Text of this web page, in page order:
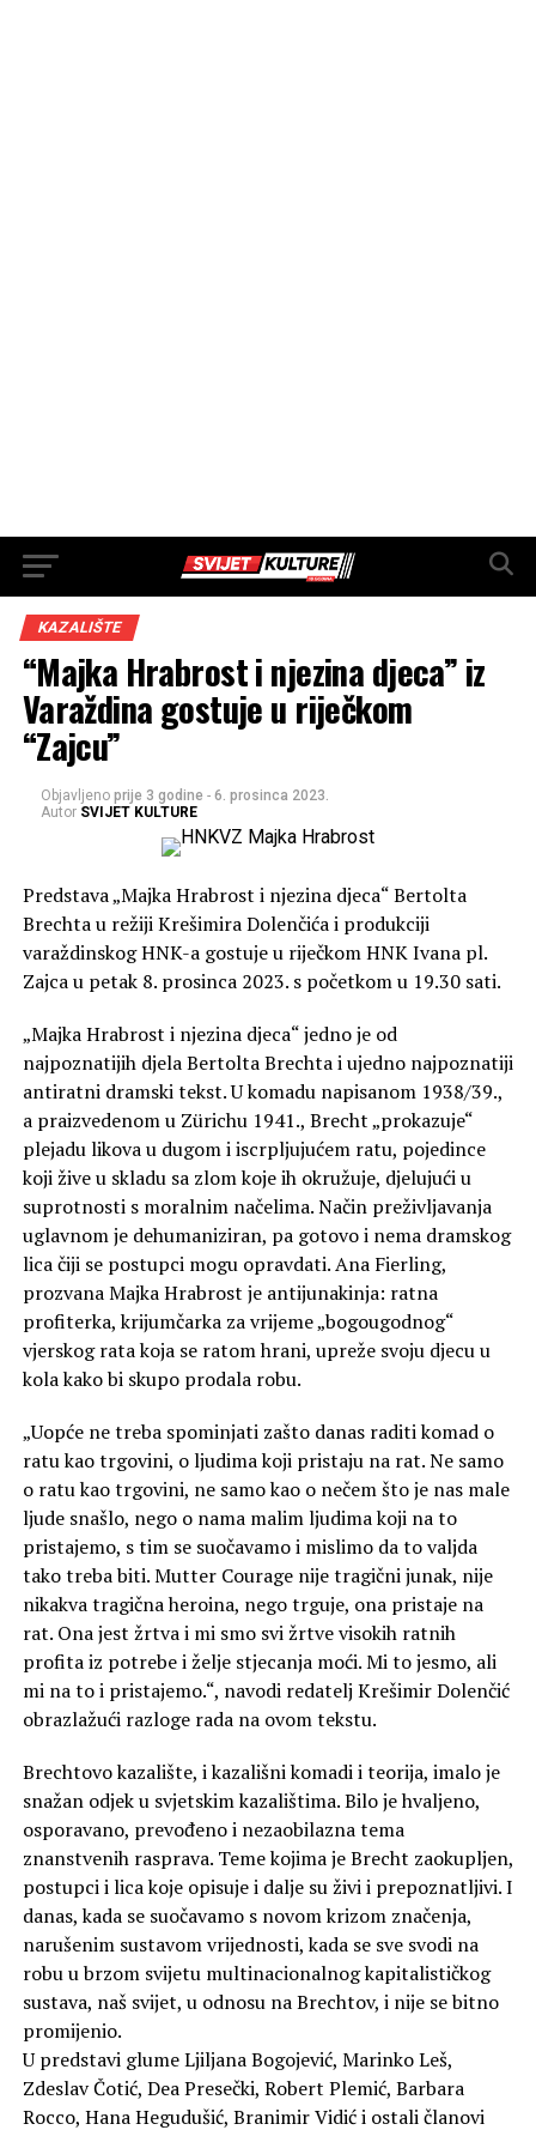
KAZALIŠTE
“Majka Hrabrost i njezina djeca” iz
Varaždina gostuje u riječkom
“Zajcu”
Objavljeno prije 3 godine - 6. prosinca 2023.
Autor SVIJET KULTURE
Predstava „Majka Hrabrost i njezina djeca“ Bertolta
Brechta u režiji Krešimira Dolenčića i produkciji
varaždinskog HNK-a gostuje u riječkom HNK Ivana pl.
Zajca u petak 8. prosinca 2023. s početkom u 19.30 sati.
„Majka Hrabrost i njezina djeca“ jedno je od
najpoznatijih djela Bertolta Brechta i ujedno najpoznatiji
antiratni dramski tekst. U komadu napisanom 1938/39.,
a praizvedenom u Zürichu 1941., Brecht „prokazuje“
plejadu likova u dugom i iscrpljujućem ratu, pojedince
koji žive u skladu sa zlom koje ih okružuje, djelujući u
suprotnosti s moralnim načelima. Način preživljavanja
uglavnom je dehumaniziran, pa gotovo i nema dramskog
lica čiji se postupci mogu opravdati. Ana Fierling,
prozvana Majka Hrabrost je antijunakinja: ratna
profiterka, krijumčarka za vrijeme „bogougodnog“
vjerskog rata koja se ratom hrani, upreže svoju djecu u
kola kako bi skupo prodala robu.
„Uopće ne treba spominjati zašto danas raditi komad o
ratu kao trgovini, o ljudima koji pristaju na rat. Ne samo
o ratu kao trgovini, ne samo kao o nečem što je nas male
ljude snašlo, nego o nama malim ljudima koji na to
pristajemo, s tim se suočavamo i mislimo da to valjda
tako treba biti. Mutter Courage nije tragični junak, nije
nikakva tragična heroina, nego trguje, ona pristaje na
rat. Ona jest žrtva i mi smo svi žrtve visokih ratnih
profita iz potrebe i želje stjecanja moći. Mi to jesmo, ali
mi na to i pristajemo.“, navodi redatelj Krešimir Dolenčić
obrazlažući razloge rada na ovom tekstu.
Brechtovo kazalište, i kazališni komadi i teorija, imalo je
snažan odjek u svjetskim kazalištima. Bilo je hvaljeno,
osporavano, prevođeno i nezaobilazna tema
znanstvenih rasprava. Teme kojima je Brecht zaokupljen,
postupci i lica koje opisuje i dalje su živi i prepoznatljivi. I
danas, kada se suočavamo s novom krizom značenja,
narušenim sustavom vrijednosti, kada se sve svodi na
robu u brzom svijetu multinacionalnog kapitalističkog
sustava, naš svijet, u odnosu na Brechtov, i nije se bitno
promijenio.
U predstavi glume Ljiljana Bogojević, Marinko Leš,
Zdeslav Čotić, Dea Presečki, Robert Plemić, Barbara
Rocco, Hana Hegudušić, Branimir Vidić i ostali članovi